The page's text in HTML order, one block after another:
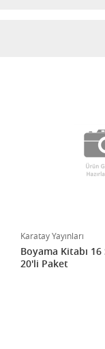
Karatay Yayınları
Boyama Kitabı
20'li Paket